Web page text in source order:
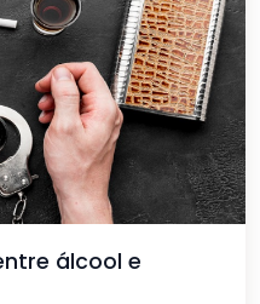
álcool e